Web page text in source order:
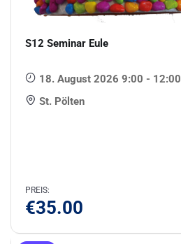
S12 Seminar Eule
18. August 2026 9:00 - 12:00
St. Pölten
PREIS:
€35.00